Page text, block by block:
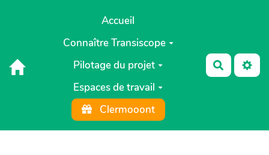
Aller au contenu principal
Accueil
Connaître Transiscope
Pilotage du projet
Espaces de travail
Clermooont